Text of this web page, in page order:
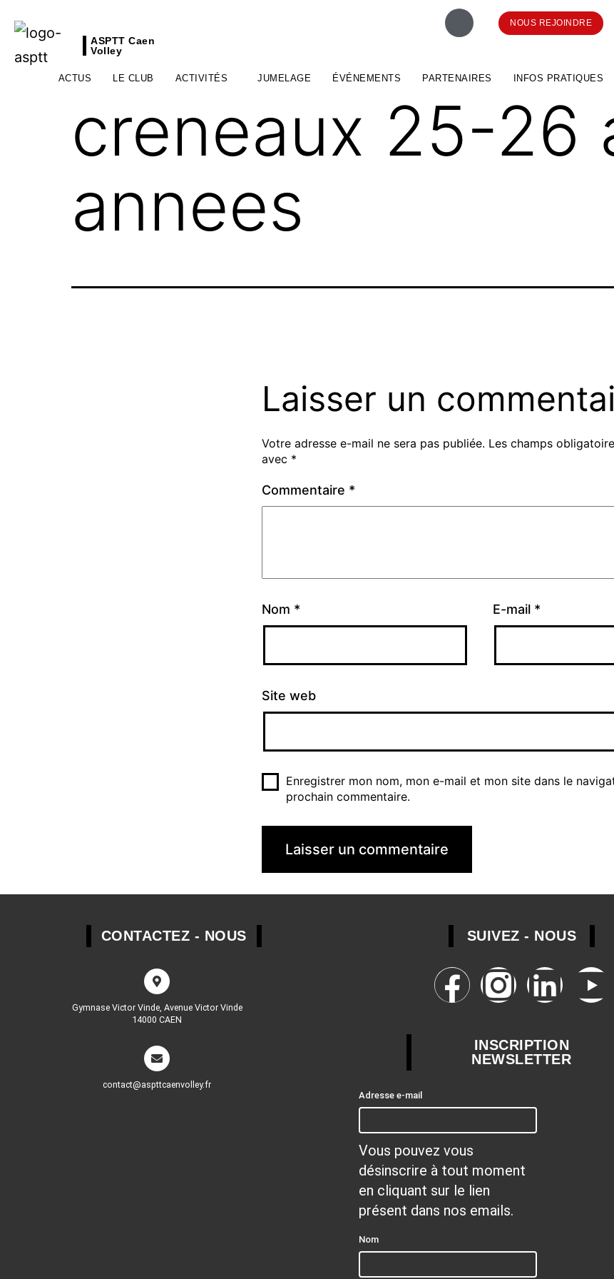
ASPTT Caen
Volley
NOUS REJOINDRE
ACTUS LE CLUB ACTIVITÉS JUMELAGE ÉVÉNEMENTS PARTENAIRES INFOS PRATIQUES
creneaux 25-26
annees
Laisser un
Votre adresse e-mail ne sera pas publiée. Les champs
avec *
Commentaire *
Nom * E-mail *
Site web
Enregistrer mon nom, mon e-mail et mon site dans le
prochain commentaire.
CONTACTEZ - NOUS
Gymnase Victor Vinde, Avenue Victor Vinde
14000 CAEN
contact@aspttcaenvolley.fr
SUIVEZ - NOUS
INSCRIPTION
NEWSLETTER
Adresse e-mail
Vous pouvez vous
désinscrire à tout moment
en cliquant sur le lien
présent dans nos emails.
Nom